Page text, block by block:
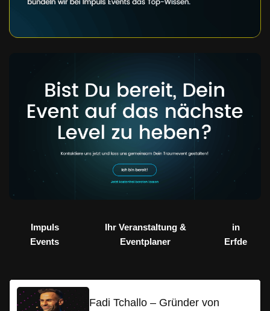
Impuls
Events
Ihr Veranstaltung &
Eventplaner
in
Erfde
Fadi Tchallo – Gründer von